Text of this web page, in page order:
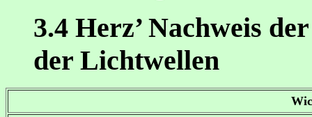
3.4 Herz’ Nachweis
der Lichtwellen